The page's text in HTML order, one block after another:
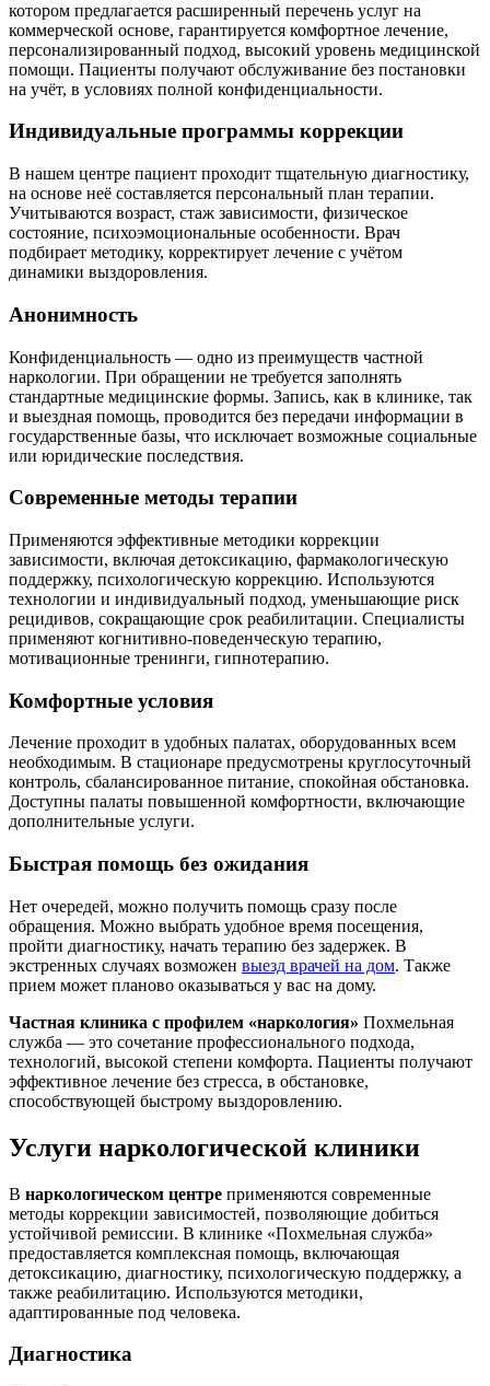
котором предлагается расширенный перечень услуг на
коммерческой основе, гарантируется комфортное лечение,
персонализированный подход, высокий уровень медицинской
помощи. Пациенты получают обслуживание без постановки
на учёт, в условиях полной конфиденциальности.
Индивидуальные программы коррекции
В нашем центре пациент проходит тщательную диагностику,
на основе неё составляется персональный план терапии.
Учитываются возраст, стаж зависимости, физическое
состояние, психоэмоциональные особенности. Врач
подбирает методику, корректирует лечение с учётом
динамики выздоровления.
Анонимность
Конфиденциальность — одно из преимуществ частной
наркологии. При обращении не требуется заполнять
стандартные медицинские формы. Запись, как в клинике, так
и выездная помощь, проводится без передачи информации в
государственные базы, что исключает возможные социальные
или юридические последствия.
Современные методы терапии
Применяются эффективные методики коррекции
зависимости, включая детоксикацию, фармакологическую
поддержку, психологическую коррекцию. Используются
технологии и индивидуальный подход, уменьшающие риск
рецидивов, сокращающие срок реабилитации. Специалисты
применяют когнитивно-поведенческую терапию,
мотивационные тренинги, гипнотерапию.
Комфортные условия
Лечение проходит в удобных палатах, оборудованных всем
необходимым. В стационаре предусмотрены круглосуточный
контроль, сбалансированное питание, спокойная обстановка.
Доступны палаты повышенной комфортности, включающие
дополнительные услуги.
Быстрая помощь без ожидания
Нет очередей, можно получить помощь сразу после
обращения. Можно выбрать удобное время посещения,
пройти диагностику, начать терапию без задержек. В
экстренных случаях возможен выезд врачей на дом. Также
прием может планово оказываться у вас на дому.
Частная клиника с профилем «наркология» Похмельная
служба — это сочетание профессионального подхода,
технологий, высокой степени комфорта. Пациенты получают
эффективное лечение без стресса, в обстановке,
способствующей быстрому выздоровлению.
Услуги наркологической клиники
В наркологическом центре применяются современные
методы коррекции зависимостей, позволяющие добиться
устойчивой ремиссии. В клинике «Похмельная служба»
предоставляется комплексная помощь, включающая
детоксикацию, диагностику, психологическую поддержку, а
также реабилитацию. Используются методики,
адаптированные под человека.
Диагностика